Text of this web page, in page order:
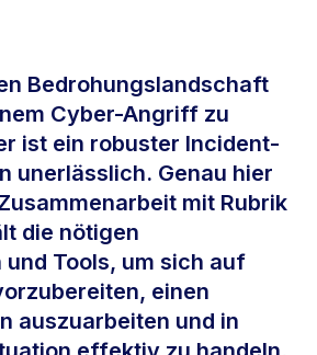
Bedrohungslandschaft
Cyber-Angriff zu
ist ein robuster Incident-
unerlässlich. Genau hier
mit Rubrik
die nötigen
Tools, um sich auf
einen
auszuarbeiten und in